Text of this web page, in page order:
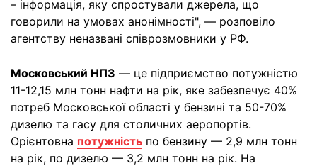
– інформація, яку спростували джерела, що
говорили на умовах анонімності", — розповіло
агентству неназвані співрозмовники у РФ.
Московський НПЗ — це підприємство потужністю
11-12,15 млн тонн нафти на рік, яке забезпечує 40%
потреб Московської області у бензині та 50-70%
дизелю та гасу для столичних аеропортів.
Орієнтовна потужність по бензину — 2,9 млн тонн
на рік, по дизелю — 3,2 млн тонн на рік. На